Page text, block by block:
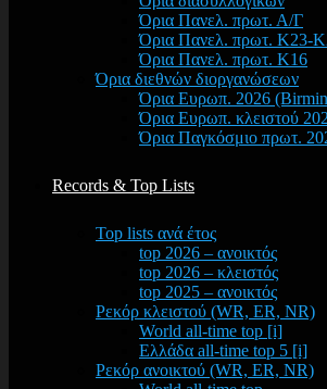
Όρια Πανελ. πρωτ. Α/Γ
Όρια Πανελ. πρωτ. Κ23-
Όρια Πανελ. πρωτ. Κ16
Όρια διεθνών διοργανώσεων
Όρια Ευρωπ. 2026
Όρια Ευρωπ. κλειστού
Όρια Παγκόσμιο πρωτ.
Records & Top Lists
Top lists ανά έτος
top 2026 – ανοικτός
top 2026 – κλειστός
top 2025 – ανοικτός
Ρεκόρ κλειστού (WR, ER, NR)
World all-time top [i]
Ελλάδα all-time top 5 [i]
Ρεκόρ ανοικτού (WR, ER, NR)